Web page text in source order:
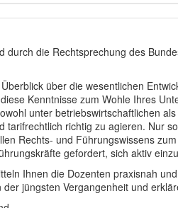
durch die Rechtsprechung des
über die wesentlichen
Kenntnisse zum Wohle Ihres
unter betriebswirtschaftlichen
tarifrechtlich richtig zu agieren. Nur
Rechts- und Führungswissens
gefordert, sich aktiv
Ihnen die Dozenten praxisnah
jüngsten Vergangenheit und